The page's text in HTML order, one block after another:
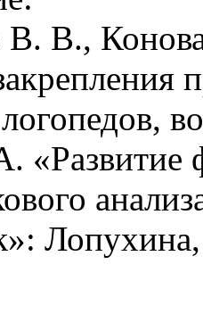
В. В.,
«Развитие